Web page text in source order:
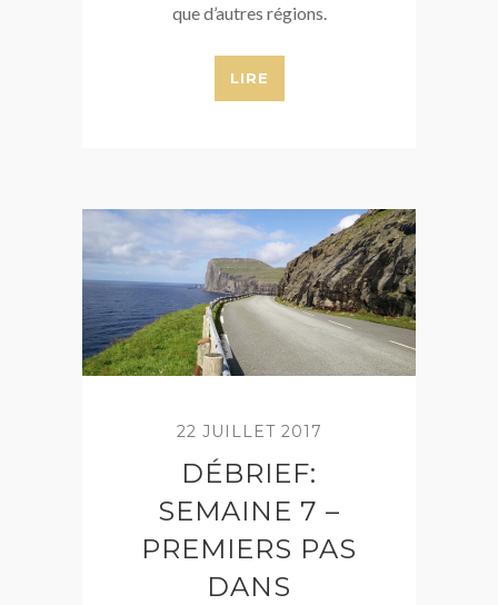
que d’autres régions.
LIRE
22 JUILLET 2017
DÉBRIEF:
SEMAINE 7 –
PREMIERS PAS
DANS